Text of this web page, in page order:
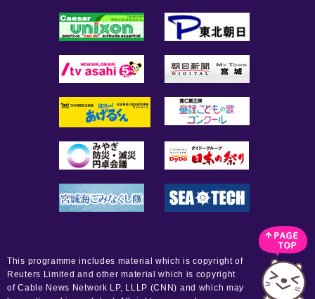
This programme includes material which is copyright of
Reuters Limited and other material which is copyright
of Cable News Network LP, LLLP (CNN) and which may